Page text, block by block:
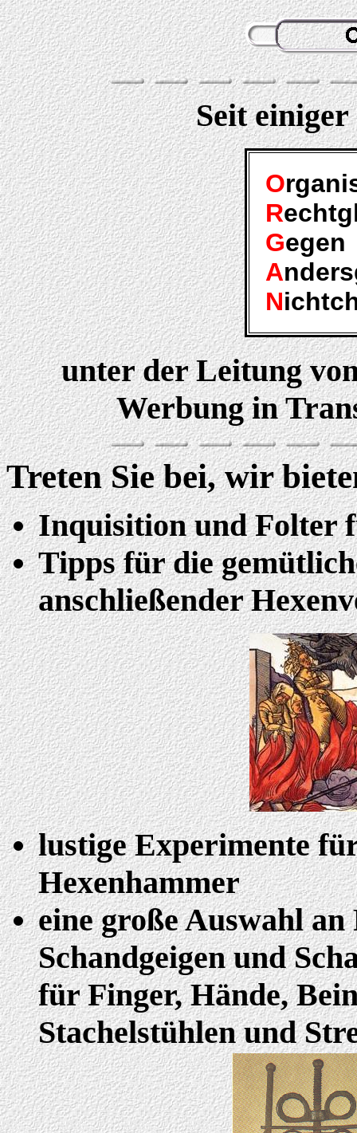
Seit
O
R
Gegen
A
N
unter der Leitung
Werbung in
Treten Sie bei, wir
Inquisition und Folter
Tipps für die
anschließender
lustige Experimente
Hexenhammer
eine große Auswahl
Schandgeigen und
für Finger, Hände,
Stachelstühlen und